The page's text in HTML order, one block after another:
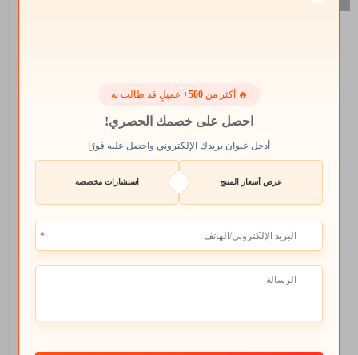
النتائج
إحدى أسهل الطرق
لامتلاك أشجار حمضيات
قوية وصحية هي استخدام
تتمكن الأشجار من النمو
في الحديقة. هذه هي
سامة قد تكون ضارة
🔥 أكثر من500+ عميلٍ قد طالب به
احصل على خصمك الحصري!
أدخل عنوان بريدك الإلكتروني واحصل عليه فورًا
عرض أسعار المنتج استشارات مخصصة